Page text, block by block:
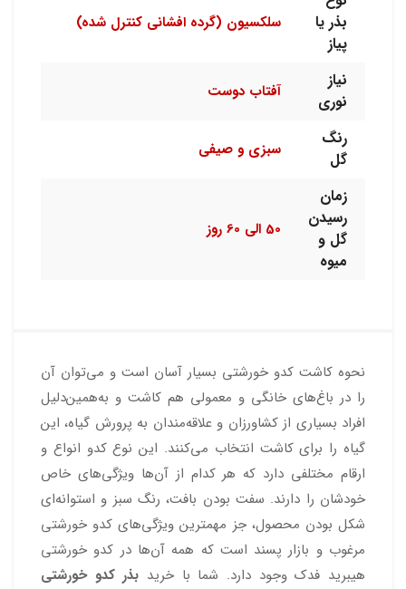
بذر یا
پیاز
سلکسیون (گرده افشانی کنترل شده)
نیاز
نوری
آفتاب دوست
رنگ
گل
سبزی و صیفی
زمان
رسیدن
گل و
میوه
50 الی 60 روز
نحوه کاشت کدو خورشتی بسیار آسان است و می‌توان آن
را در باغ‌های خانگی و معمولی هم کاشت و به‌همین‌دلیل
افراد بسیاری از کشاورزان و علاقه‌مندان به پرورش گیاه، این
گیاه را برای کاشت انتخاب می‌کنند. این نوع کدو انواع و
ارقام مختلفی دارد که هر کدام از آن‌ها ویژگی‌های خاص
خودشان را دارند. سفت بودن بافت، رنگ سبز و استوانه‌ای
شکل بودن محصول، جز مهمترین ویژگی‌های کدو خورشتی
مرغوب و بازار پسند است که همه آن‌ها در کدو خورشتی
هیبرید فدک وجود دارد. شما با خرید بذر کدو خورشتی